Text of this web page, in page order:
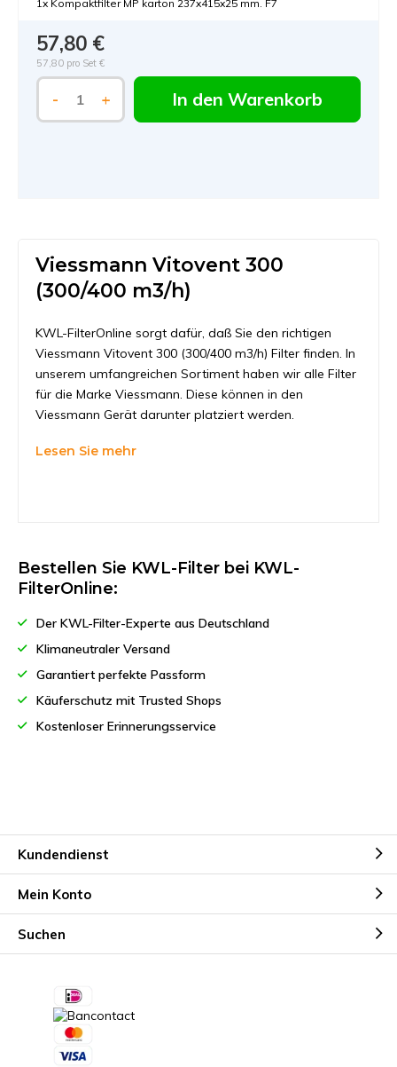
1x Kompaktfilter MP karton 237x415x25 mm. F7
57,80 €
57,80 pro Set €
- + In den Warenkorb
Viessmann Vitovent 300
(300/400 m3/h)
KWL-FilterOnline sorgt dafür, daß Sie den richtigen
Viessmann Vitovent 300 (300/400 m3/h) Filter finden. In
unserem umfangreichen Sortiment haben wir alle Filter
für die Marke Viessmann. Diese können in den
Viessmann Gerät darunter platziert werden.
Lesen Sie mehr
Bestellen Sie KWL-Filter bei KWL-
FilterOnline:
Der KWL-Filter-Experte aus Deutschland
Klimaneutraler Versand
Garantiert perfekte Passform
Käuferschutz mit Trusted Shops
Kostenloser Erinnerungsservice
Kundendienst
Mein Konto
Suchen